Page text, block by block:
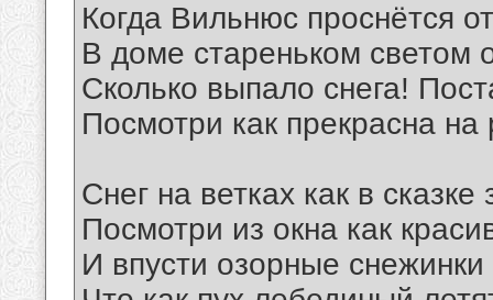
Когда Вильнюс проснётся
В доме стареньком светом
Сколько выпало снега!
Посмотри как прекрасна на
Снег на ветках как в
Посмотри из окна как
И впусти озорные